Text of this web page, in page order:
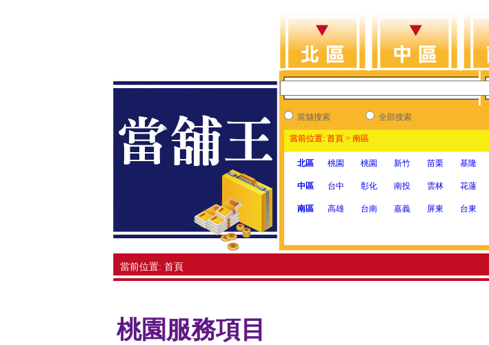
當舖搜索 全部搜索
當前位置: 首頁 > 南區
北區 桃園 桃園 新竹 苗栗 基隆
中區 台中 彰化 南投 雲林 花蓮
南區 高雄 台南 嘉義 屏東 台東
當前位置: 首頁
桃園服務項目